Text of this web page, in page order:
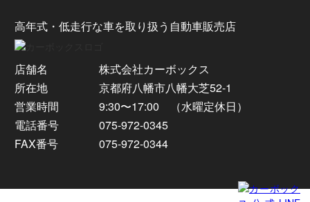
高年式・低走行な車を取り扱う自動車販売店
店舗名
株式会社カーボックス
所在地
京都府八幡市八幡大芝52-1
営業時間
9:30〜17:00 （水曜定休日）
電話番号
075-972-0345
FAX番号
075-972-0344